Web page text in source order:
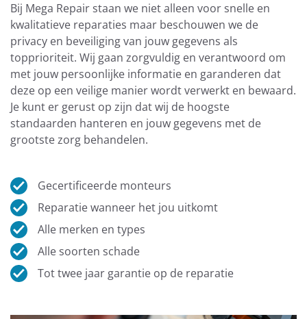
Bij Mega Repair staan we niet alleen voor snelle en
kwalitatieve reparaties maar beschouwen we de
privacy en beveiliging van jouw gegevens als
topprioriteit. Wij gaan zorgvuldig en verantwoord om
met jouw persoonlijke informatie en garanderen dat
deze op een veilige manier wordt verwerkt en bewaard.
Je kunt er gerust op zijn dat wij de hoogste
standaarden hanteren en jouw gegevens met de
grootste zorg behandelen.
Gecertificeerde monteurs
Reparatie wanneer het jou uitkomt
Alle merken en types
Alle soorten schade
Tot twee jaar garantie op de reparatie